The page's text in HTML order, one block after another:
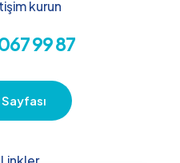
kurun
99 87